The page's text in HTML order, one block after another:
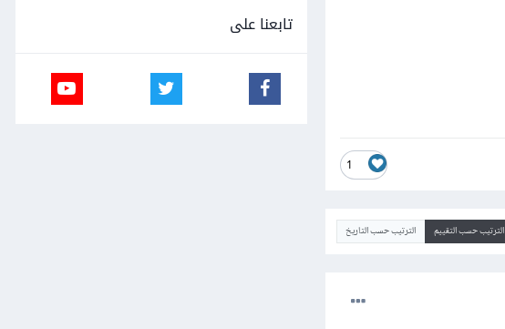
1
الترتيب حسب التقييم الترتيب حسب التاريخ
تابعنا على